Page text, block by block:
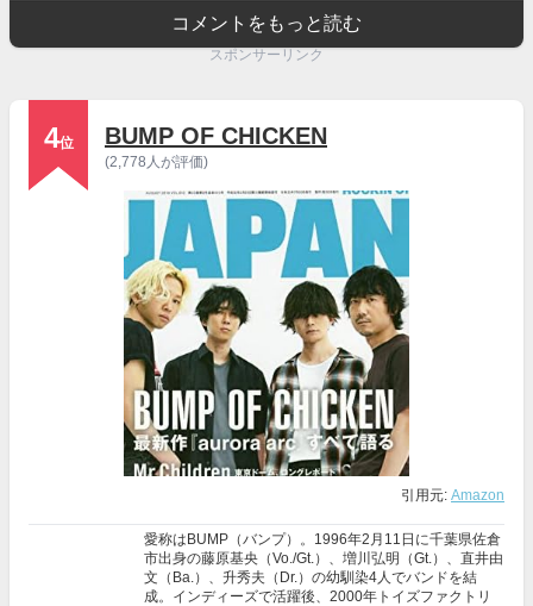
コメントをもっと読む
スポンサーリンク
4位 BUMP OF CHICKEN
(2,778人が評価)
引用元: Amazon
愛称はBUMP（バンプ）。1996年2月11日に千葉県佐倉
市出身の藤原基央（Vo./Gt.）、増川弘明（Gt.）、直井由
文（Ba.）、升秀夫（Dr.）の幼馴染4人でバンドを結
成。インディーズで活躍後、2000年トイズファクトリ